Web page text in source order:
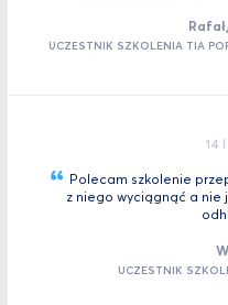
UCZESTNIK SZKOLENIA TIA
14
Polecam szkolenie
z niego wyciągnąć a nie
UCZESTNIK